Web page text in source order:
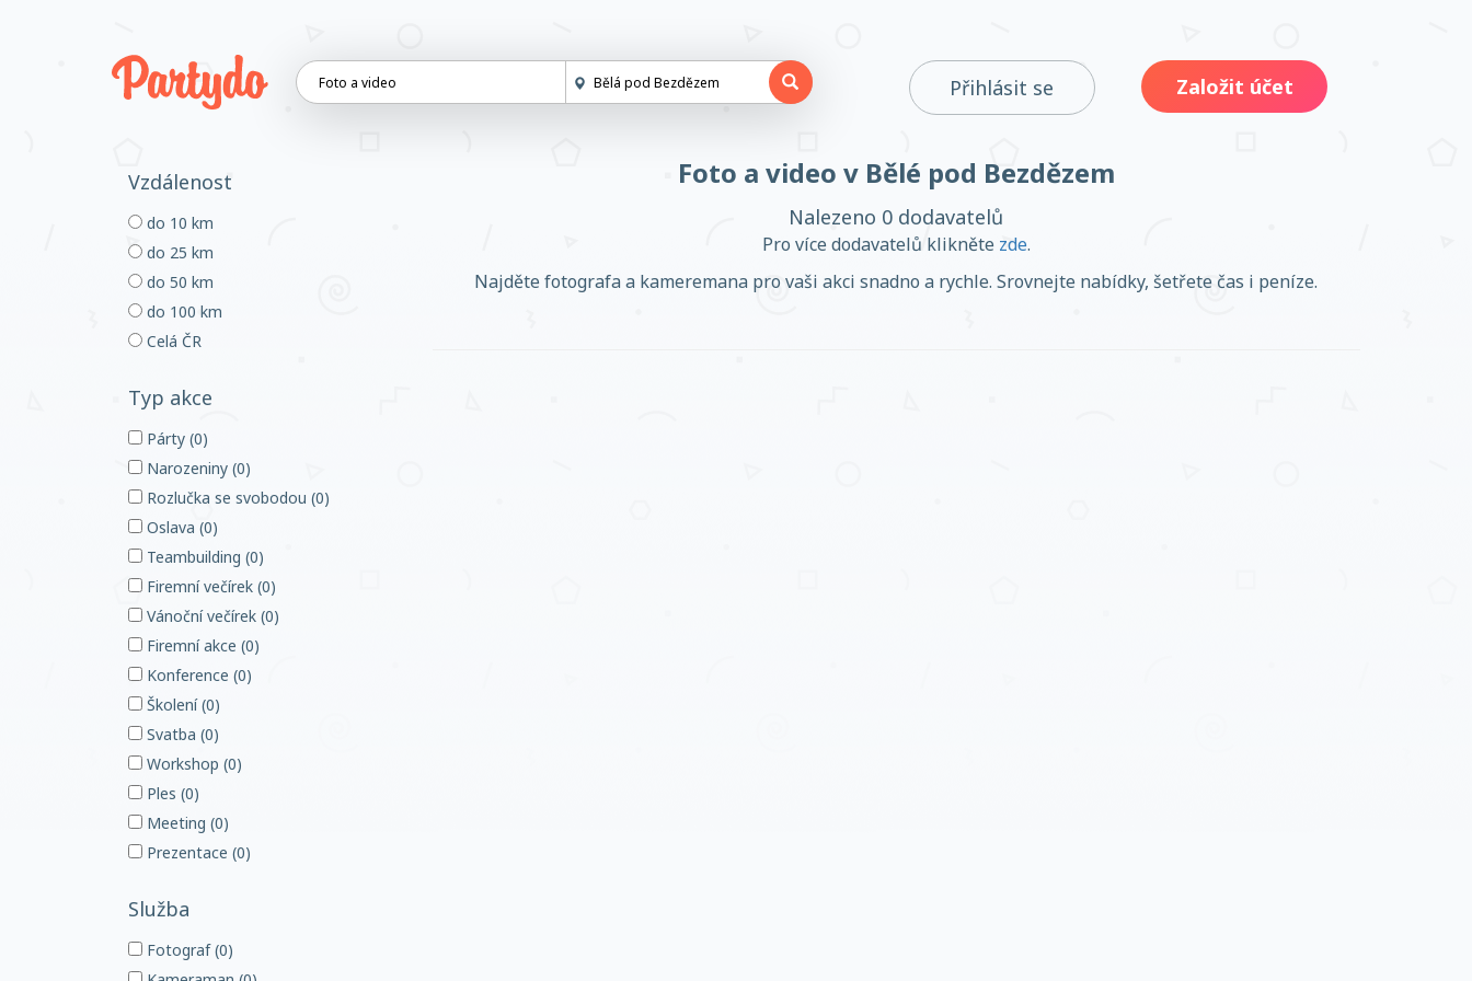
Přihlásit se Založit účet
Vzdálenost
do 10 km
do 25 km
do 50 km
do 100 km
Celá ČR
Typ akce
Párty (0)
Narozeniny (0)
Rozlučka se svobodou (0)
Oslava (0)
Teambuilding (0)
Firemní večírek (0)
Vánoční večírek (0)
Firemní akce (0)
Konference (0)
Školení (0)
Svatba (0)
Workshop (0)
Ples (0)
Meeting (0)
Prezentace (0)
Služba
Fotograf (0)
Foto a video v Bělé pod Bezdězem
Nalezeno 0 dodavatelů
Pro více dodavatelů klikněte zde.
Najděte fotografa a kameremana pro vaši akci snadno a rychle. Srovnejte nabídky, šetřete čas i peníze.